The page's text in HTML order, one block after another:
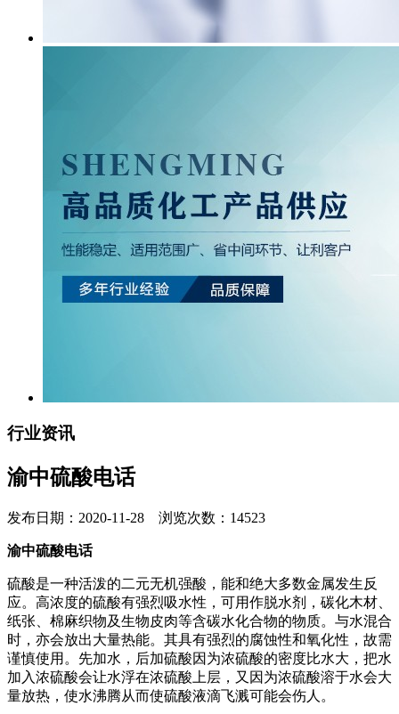
行业资讯
渝中硫酸电话
发布日期：2020-11-28 浏览次数：14523
渝中硫酸电话
硫酸是一种活泼的二元无机强酸，能和绝大多数金属发生反
应。高浓度的硫酸有强烈吸水性，可用作脱水剂，碳化木材、
纸张、棉麻织物及生物皮肉等含碳水化合物的物质。与水混合
时，亦会放出大量热能。其具有强烈的腐蚀性和氧化性，故需
谨慎使用。先加水，后加硫酸因为浓硫酸的密度比水大，把水
加入浓硫酸会让水浮在浓硫酸上层，又因为浓硫酸溶于水会大
量放热，使水沸腾从而使硫酸液滴飞溅可能会伤人。